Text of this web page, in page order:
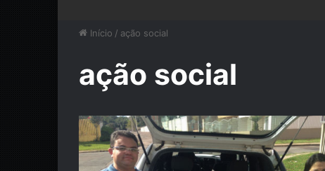
Início / ação social
ação social